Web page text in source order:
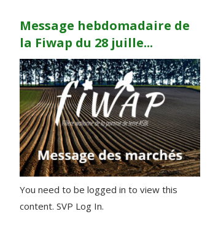
Message hebdomadaire de
la Fiwap du 28 juille...
You need to be logged in to view this
content. SVP Log In.